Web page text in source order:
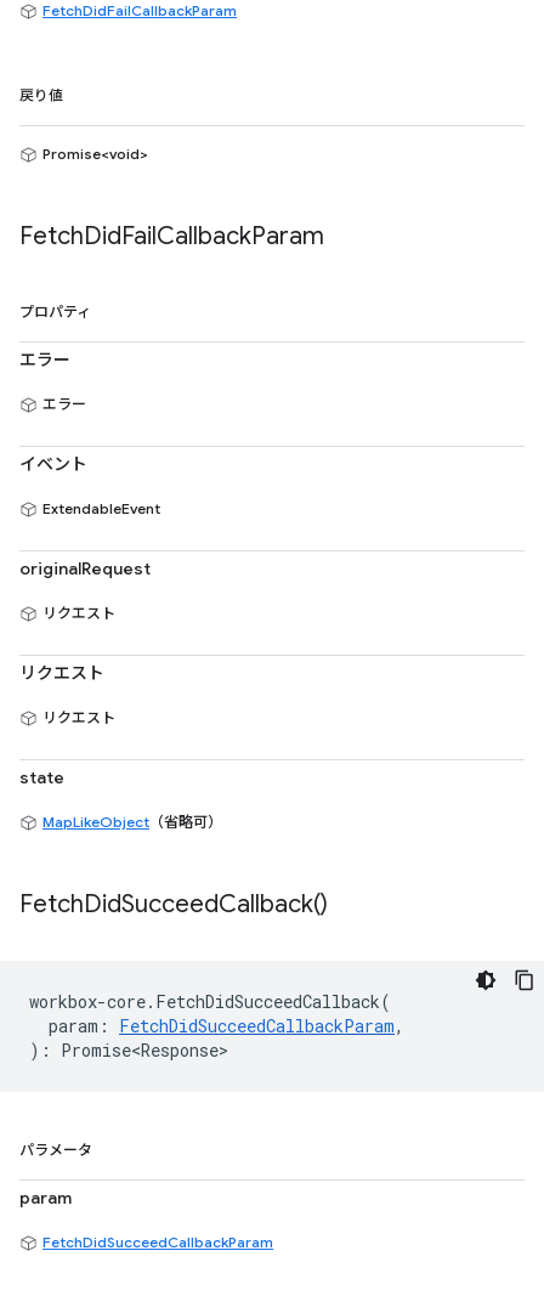
FetchDidFailCallbackParam
戻り値
Promise<void>
FetchDidFailCallbackParam
プロパティ
エラー
エラー
イベント
ExtendableEvent
originalRequest
リクエスト
リクエスト
リクエスト
state
MapLikeObject （省略可）
FetchDidSucceedCallback()
workbox-core. FetchDidSucceedCallback(
param : FetchDidSucceedCallbackParam,
) : Promise<Response>
パラメータ
param
FetchDidSucceedCallbackParam